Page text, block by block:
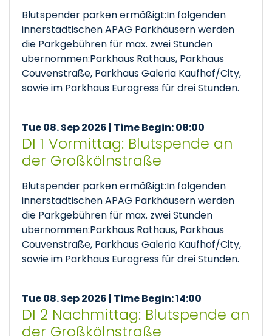
Blutspender parken ermäßigt:In folgenden
innerstädtischen APAG Parkhäusern werden
die Parkgebühren für max. zwei Stunden
übernommen:Parkhaus Rathaus, Parkhaus
Couvenstraße, Parkhaus Galeria Kaufhof/City,
sowie im Parkhaus Eurogress für drei Stunden.
Tue 08. Sep 2026 | Time Begin: 08:00
DI 1 Vormittag: Blutspende an
der Großkölnstraße
Blutspender parken ermäßigt:In folgenden
innerstädtischen APAG Parkhäusern werden
die Parkgebühren für max. zwei Stunden
übernommen:Parkhaus Rathaus, Parkhaus
Couvenstraße, Parkhaus Galeria Kaufhof/City,
sowie im Parkhaus Eurogress für drei Stunden.
Tue 08. Sep 2026 | Time Begin: 14:00
DI 2 Nachmittag: Blutspende an
der Großkölnstraße